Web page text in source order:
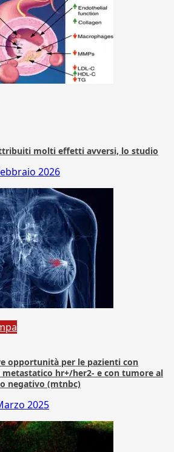
molti effetti avversi, lo studio
2026
opportunità per le pazienti con
hr+/her2- e con tumore al
negativo (mtnbc)
2025